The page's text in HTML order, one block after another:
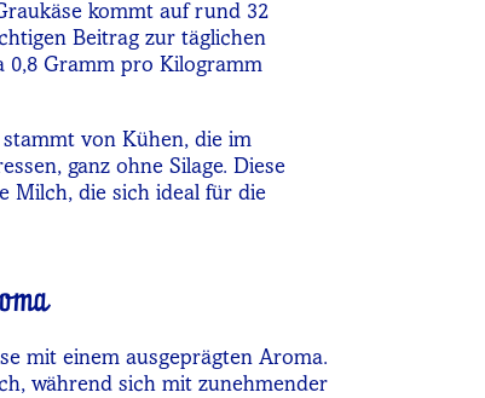
kommt auf rund 32
Beitrag zur täglichen
0,8 Gramm pro Kilogramm
von Kühen, die im
ganz ohne Silage. Diese
Milch, die sich ideal für die
mit einem ausgeprägten Aroma.
während sich mit zunehmender